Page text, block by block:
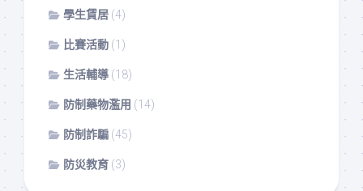
學生賃居 (4)
比賽活動 (1)
生活輔導 (18)
防制藥物濫用 (14)
防制詐騙 (45)
防災教育 (3)